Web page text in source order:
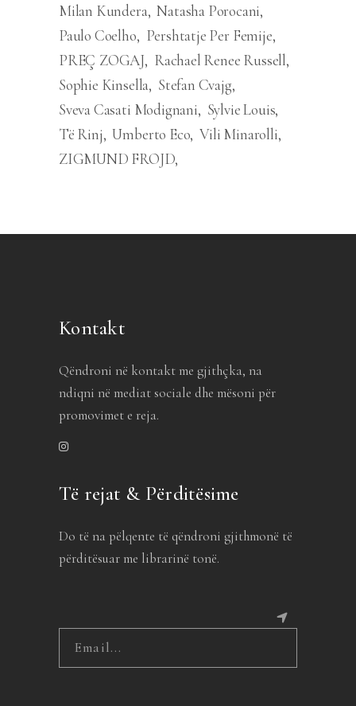
Milan Kundera Natasha Porocani
Paulo Coelho
Pershtatje Per Femije
PREÇ ZOGAJ
Rachael Renee Russell
Sophie Kinsella Stefan Cvajg
Sveva Casati Modignani
Sylvie Louis
Të Rinj Umberto Eco Vili Minarolli
ZIGMUND FROJD
Kontakt
Qëndroni në kontakt me gjithçka, na
ndiqni në mediat sociale dhe mësoni për
promovimet e reja.
Të rejat & Përditësime
Do të na pëlqente të qëndroni gjithmonë të
përditësuar me librarinë tonë.